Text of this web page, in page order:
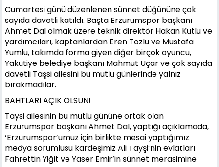
Cumartesi günü düzenlenen sünnet düğününe çok
sayıda davetli katıldı. Başta Erzurumspor başkanı
Ahmet Dal olmak üzere teknik direktör Hakan Kutlu ve
yardımcıları, kaptanlardan Eren Tozlu ve Mustafa
Yumlu, takımda forma giyen diğer birçok oyuncu,
Yakutiye belediye başkanı Mahmut Uçar ve çok sayıda
davetli Taşsi ailesini bu mutlu günlerinde yalnız
bırakmadılar.
BAHTLARI AÇIK OLSUN!
Taysi ailesinin bu mutlu gününe ortak olan
Erzurumspor başkanı Ahmet Dal, yaptığı açıklamada,
‘Erzurumspor’umuz için birlikte mesai yaptığımız
medya sorumlusu kardeşimiz Ali Tayşi’nin evlatları
Fahrettin Yiğit ve Yaser Emir’in sünnet merasimine